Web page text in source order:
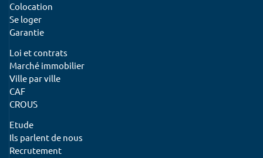
Colocation
Se loger
Garantie
Loi et contrats
Marché immobilier
Ville par ville
CAF
CROUS
Etude
Ils parlent de nous
Recrutement